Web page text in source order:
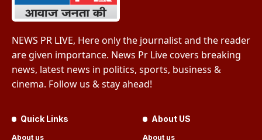
NEWS PR LIVE, Here only the journalist and the reader
are given importance. News Pr Live covers breaking
news, latest news in politics, sports, business &
cinema. Follow us & stay ahead!
Quick Links
About us
About US
About us